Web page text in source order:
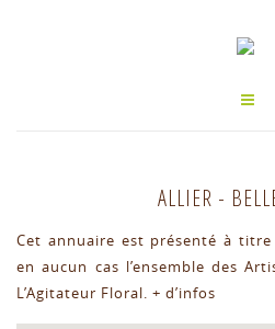
ALLIER -
Cet annuaire est présenté à
en aucun cas l’ensemble des
L’Agitateur Floral. + d’infos